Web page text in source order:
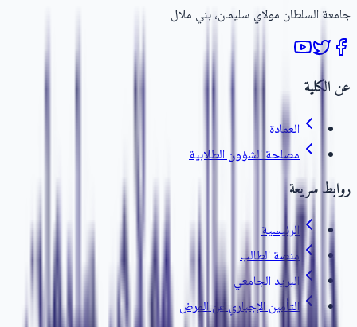
جامعة السلطان مولاي سليمان، بني ملال
عن الكلية
العمادة
مصلحة الشؤون الطلابية
روابط سريعة
الرئيسية
منصة الطالب
البريد الجامعي
التأمين الإجباري عن المرض